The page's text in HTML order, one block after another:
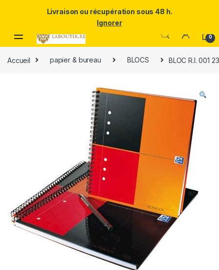
puissance et l'élégance du Samsung Galaxy S25 Ultra à prix réduit.
0
Accueil papier & bureau BLOCS BLOC R.I. 001
Livraison ou récupération sous 48 h.
Ignorer